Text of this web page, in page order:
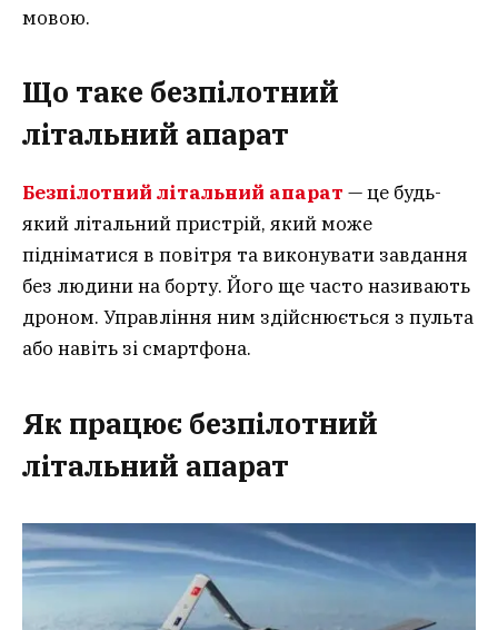
мовою.
Що таке безпілотний
літальний апарат
Безпілотний літальний апарат — це будь-
який літальний пристрій, який може
підніматися в повітря та виконувати завдання
без людини на борту. Його ще часто називають
дроном. Управління ним здійснюється з пульта
або навіть зі смартфона.
Як працює безпілотний
літальний апарат